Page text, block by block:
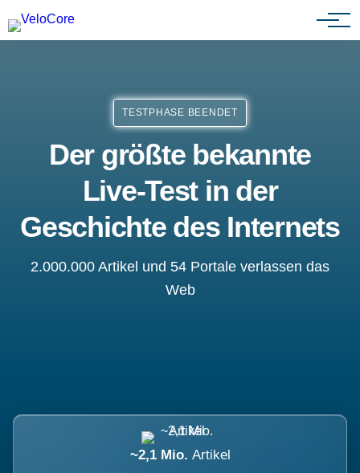
Agenturen & Webdesigner
TESTPHASE BEENDET
Der größte bekannte
Live-Test in der
Geschichte des Internets
2.000.000 Artikel und 54 Portale verlassen das
Web
~2,1 Mio. Artikel